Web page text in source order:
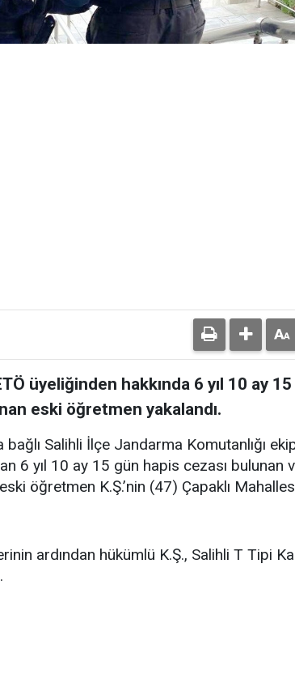
üyeliğinden hakkında 6 yıl 10 ay
eski öğretmen yakalandı.
Salihli İlçe Jandarma Komutanlığı
6 yıl 10 ay 15 gün hapis cezası bulunan
öğretmen K.Ş.’nin (47) Çapaklı
ardından hükümlü K.Ş., Salihli T Tipi